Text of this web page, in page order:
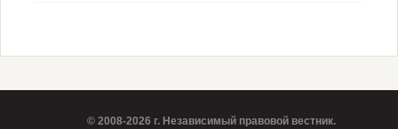
© 2008-2026 г. Независимый правовой вестник.